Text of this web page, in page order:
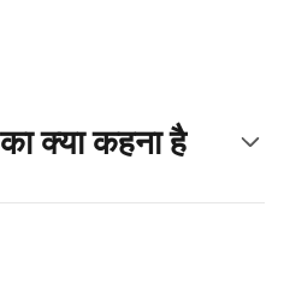
क्या कहना है